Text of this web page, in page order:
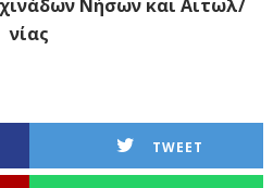
Νήσων και Αιτωλ/
νίας
TWEET